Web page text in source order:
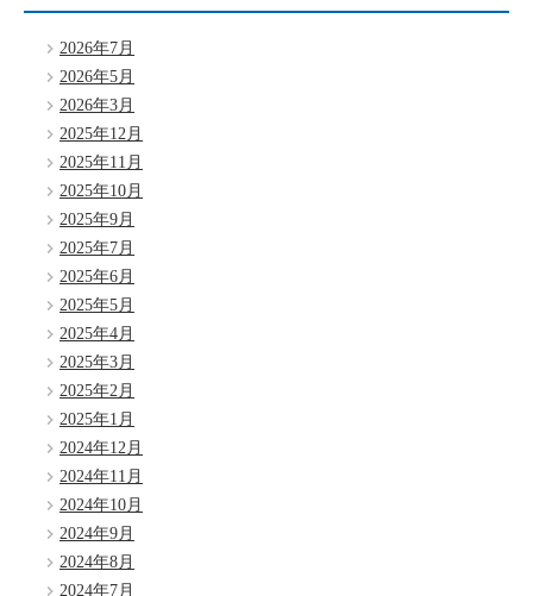
2026年7月
2026年5月
2026年3月
2025年12月
2025年11月
2025年10月
2025年9月
2025年7月
2025年6月
2025年5月
2025年4月
2025年3月
2025年2月
2025年1月
2024年12月
2024年11月
2024年10月
2024年9月
2024年8月
2024年7月